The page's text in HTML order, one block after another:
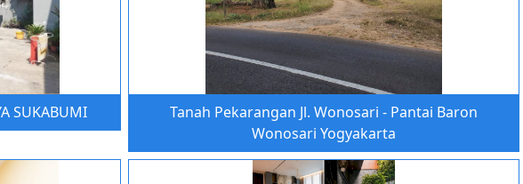
SUKABUMI
Tanah Pekarangan Jl. Wonosari - Pantai Baron
Wonosari Yogyakarta